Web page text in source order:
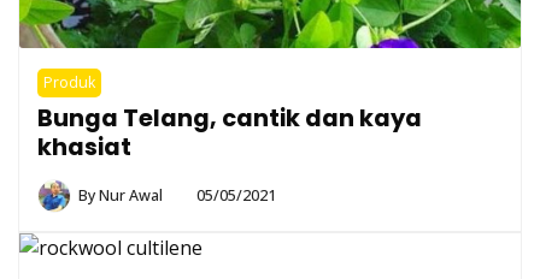
Produk
Bunga Telang, cantik dan kaya
khasiat
ByNur Awal 05/05/2021